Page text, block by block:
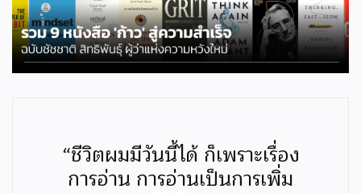
“ชีวิตผมมีวันนี้ได้ ก็เพราะเรื่อง
การอ่าน การอ่านเป็นการเพิ่ม